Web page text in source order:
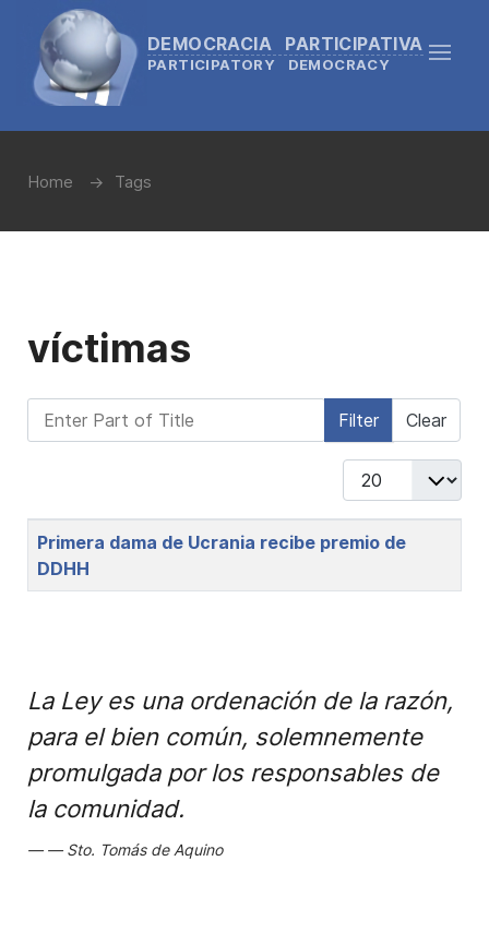
DEMOCRACIA PARTICIPATIVA
PARTICIPATORY DEMOCRACY
Home Tags
víctimas
Enter Part of Title Filter Clear
Display #
Title
Primera dama de Ucrania recibe premio de
DDHH
La Ley es una ordenación de la razón,
para el bien común, solemnemente
promulgada por los responsables de
la comunidad.
Sto. Tomás de Aquino